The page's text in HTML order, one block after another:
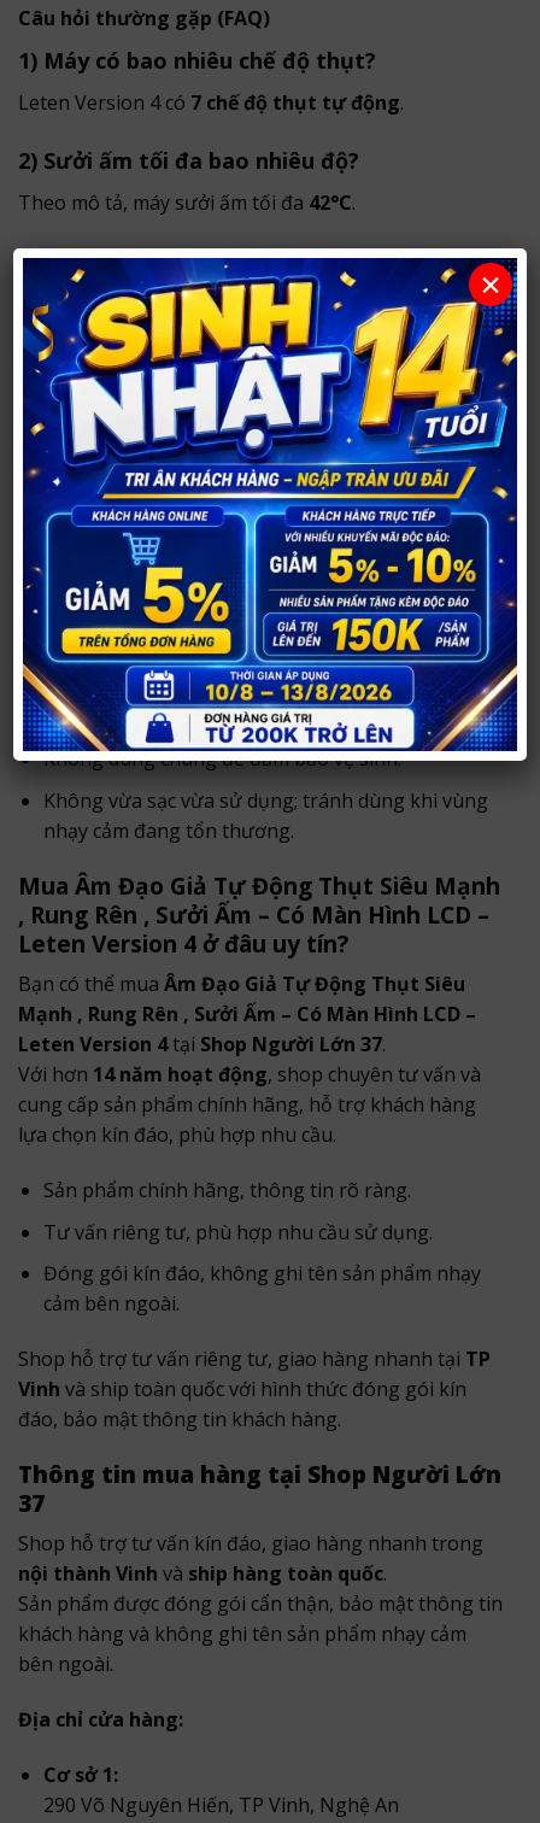
Câu hỏi thường gặp (FAQ)
1) Máy có bao nhiêu chế độ thụt?
Leten Version 4 có 7 chế độ thụt tự động.
2) Sưởi ấm tối đa bao nhiêu độ?
Theo mô tả, máy sưởi ấm tối đa 42°C.
3) Màn hình LCD dùng để làm gì?
LCD giúp bạn theo dõi trạng thái vận hành; tốc độ có
thể chỉnh bằng núm xoay theo mô tả.
4) Máy sạc bằng gì?
Sản phẩmsạc USB, tiện lợi khi dùng với nhiều nguồn
sạc.
5) Vệ sinh phần ruột ra sao?
Tháo ruột TPE để rửa sạch, lau khô hoàn toàn trước
khi lắp lại. Bảo quản nơi khô thoáng.
Lưu ý an toàn/chống chỉ định
Chỉ dành cho người trưởng thành (18+). Dừng sử
dụng nếu đau rát hoặc kích ứng.
Không dùng chung để đảm bảo vệ sinh.
Không vừa sạc vừa sử dụng; tránh dùng khi vùng
nhạy cảm đang tổn thương.
Mua Âm Đạo Giả Tự Động Thụt Siêu Mạnh
, Rung Rên , Sưởi Ấm – Có Màn Hình LCD –
Leten Version 4 ở đâu uy tín?
Bạn có thể mua Âm Đạo Giả Tự Động Thụt Siêu
Mạnh , Rung Rên , Sưởi Ấm – Có Màn Hình LCD –
Leten Version 4tại Shop Người Lớn 37.
Với hơn 14 năm hoạt động, shop chuyên tư vấn và
cung cấp sản phẩm chính hãng, hỗ trợ khách hàng
lựa chọn kín đáo, phù hợp nhu cầu.
Sản phẩm chính hãng, thông tin rõ ràng.
Tư vấn riêng tư, phù hợp nhu cầu sử dụng.
Đóng gói kín đáo, không ghi tên sản phẩm nhạy
cảm bên ngoài.
Shop hỗ trợ tư vấn riêng tư, giao hàng nhanh tại TP
Vinh và ship toàn quốc với hình thức đóng gói kín
đáo, bảo mật thông tin khách hàng.
Thông tin mua hàng tại Shop Người Lớn
37
Shop hỗ trợ tư vấn kín đáo, giao hàng nhanh trong
nội thành Vinh và ship hàng toàn quốc.
Sản phẩm được đóng gói cẩn thận, bảo mật thông tin
khách hàng và không ghi tên sản phẩm nhạy cảm
bên ngoài.
Địa chỉ cửa hàng:
Cơ sở 1:
290 Võ Nguyên Hiến, TP Vinh, Nghệ An
×